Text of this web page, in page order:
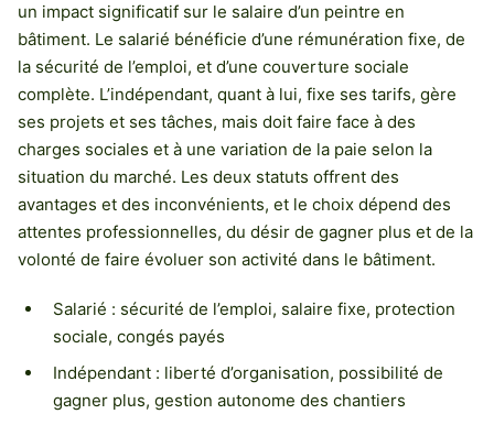
un impact significatif sur le salaire d’un peintre en
bâtiment. Le salarié bénéficie d’une rémunération fixe, de
la sécurité de l’emploi, et d’une couverture sociale
complète. L’indépendant, quant à lui, fixe ses tarifs, gère
ses projets et ses tâches, mais doit faire face à des
charges sociales et à une variation de la paie selon la
situation du marché. Les deux statuts offrent des
avantages et des inconvénients, et le choix dépend des
attentes professionnelles, du désir de gagner plus et de la
volonté de faire évoluer son activité dans le bâtiment.
Salarié : sécurité de l’emploi, salaire fixe, protection
sociale, congés payés
Indépendant : liberté d’organisation, possibilité de
gagner plus, gestion autonome des chantiers